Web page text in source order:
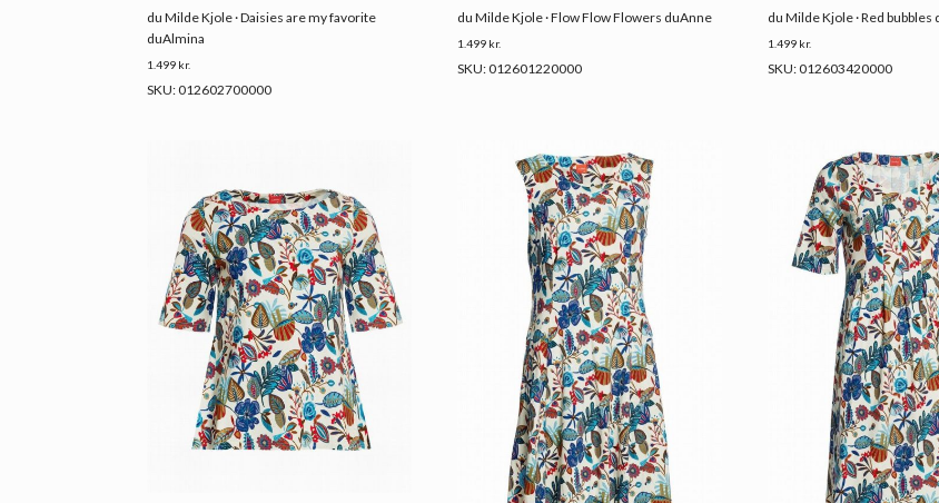
du Milde Kjole · Daisies are my favorite
duAlmina
1.499 kr.
SKU: 012602700000
du Milde Kjole · Flow Flow Flowers duAnne
1.499 kr.
SKU: 012601220000
du Milde Kjole · Red
1.499 kr.
SKU: 012603420000